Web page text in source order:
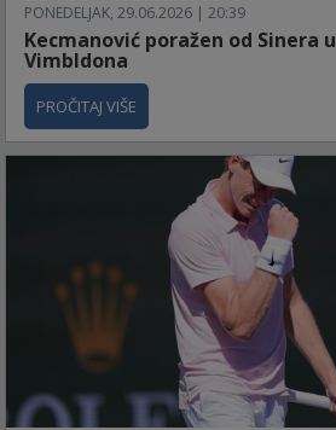
PONEDELJAK, 29.06.2026 | 20:39
Kecmanović poražen od Sinera
Vimbldona
PROČITAJ VIŠE